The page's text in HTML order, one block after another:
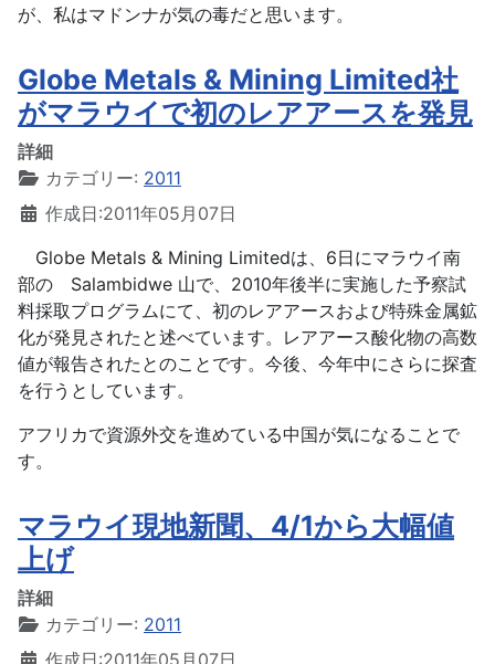
が、私はマドンナが気の毒だと思います。
Globe Metals & Mining Limited社
がマラウイで初のレアアースを発見
詳細
カテゴリー: 2011
作成日:2011年05月07日
Globe Metals & Mining Limitedは、6日にマラウイ南
部の Salambidwe 山で、2010年後半に実施した予察試
料採取プログラムにて、初のレアアースおよび特殊金属鉱
化が発見されたと述べています。レアアース酸化物の高数
値が報告されたとのことです。今後、今年中にさらに探査
を行うとしています。
アフリカで資源外交を進めている中国が気になることで
す。
マラウイ現地新聞、4/1から大幅値
上げ
詳細
カテゴリー: 2011
作成日:2011年05月07日